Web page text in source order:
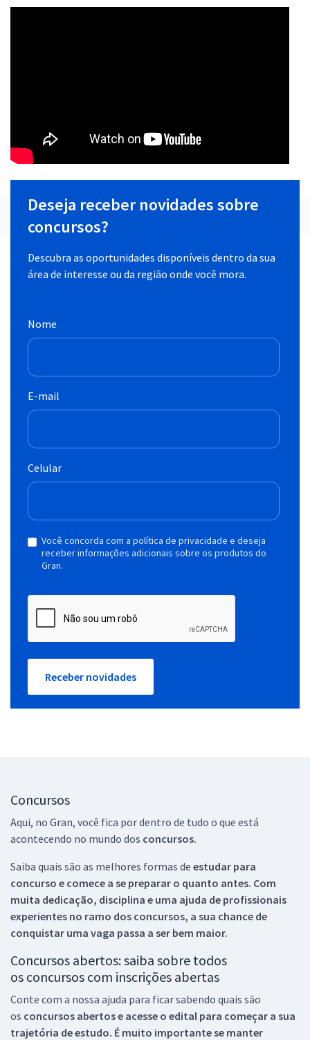
Deseja receber novidades sobre
concursos?
Descubra as oportunidades disponíveis dentro da sua
área de interesse ou da região onde você mora.
Nome
E-mail
Celular
Você concorda com a política de privacidade e deseja
receber informações adicionais sobre os produtos do
Gran.
Receber novidades
Concursos
Aqui, no Gran, você fica por dentro de tudo o que está
acontecendo no mundo dos concursos.
Saiba quais são as melhores formas de estudar para
concurso e comece a se preparar o quanto antes. Com
muita dedicação, disciplina e uma ajuda de profissionais
experientes no ramo dos concursos, a sua chance de
conquistar uma vaga passa a ser bem maior.
Concursos abertos: saiba sobre todos
os concursos com inscrições abertas
Conte com a nossa ajuda para ficar sabendo quais são
os concursos abertos e acesse o edital para começar a sua
trajetória de estudo. É muito importante se manter